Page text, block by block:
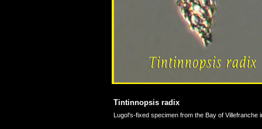
Tintinnopsis radix
Lugol's-fixed specimen from the Bay of Villefranche